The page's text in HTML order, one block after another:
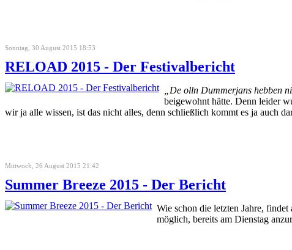
Sonntag, 30 August 2015 18:53
RELOAD 2015 - Der Festivalbericht
„De olln Dummerjans hebben
beigewohnt hätte. Denn leider
wir ja alle wissen, ist das nicht alles, denn schließlich kommt es ja auch
Mittwoch, 26 August 2015 21:42
Summer Breeze 2015 - Der Bericht
Wie schon die letzten Jahre,
möglich, bereits am Dienstag